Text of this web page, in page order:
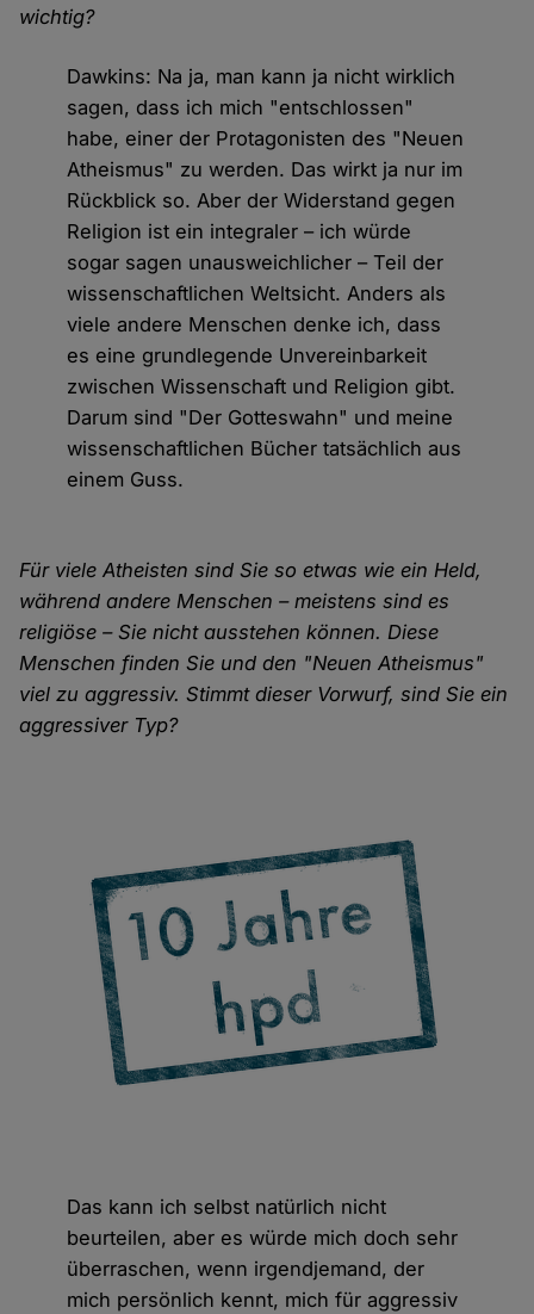
wichtig?
Dawkins: Na ja, man kann ja nicht wirklich
sagen, dass ich mich "entschlossen"
habe, einer der Protagonisten des "Neuen
Atheismus" zu werden. Das wirkt ja nur im
Rückblick so. Aber der Widerstand gegen
Religion ist ein integraler – ich würde
sogar sagen unausweichlicher – Teil der
wissenschaftlichen Weltsicht. Anders als
viele andere Menschen denke ich, dass
es eine grundlegende Unvereinbarkeit
zwischen Wissenschaft und Religion gibt.
Darum sind "Der Gotteswahn" und meine
wissenschaftlichen Bücher tatsächlich aus
einem Guss.
Für viele Atheisten sind Sie so etwas wie ein Held,
während andere Menschen – meistens sind es
religiöse – Sie nicht ausstehen können. Diese
Menschen finden Sie und den "Neuen Atheismus"
viel zu aggressiv. Stimmt dieser Vorwurf, sind Sie ein
aggressiver Typ?
Das kann ich selbst natürlich nicht
beurteilen, aber es würde mich doch sehr
überraschen, wenn irgendjemand, der
mich persönlich kennt, mich für aggressiv